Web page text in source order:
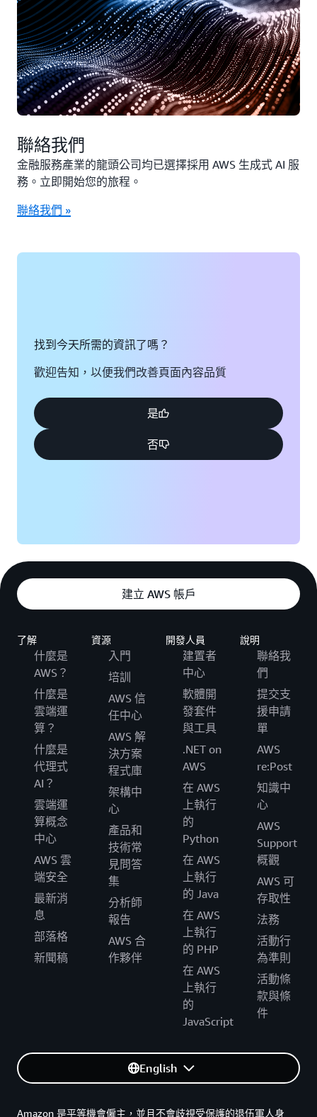
聯絡我們
金融服務產業的龍頭公司均已選擇採用 AWS 生成式 AI 服
務。立即開始您的旅程。
聯絡我們 »
找到今天所需的資訊了嗎？
歡迎告知，以便我們改善頁面內容品質
是
否
建立 AWS 帳戶
了解
什麼是
AWS？
什麼是
雲端運
算？
什麼是
代理式
AI？
雲端運
算概念
中心
AWS 雲
端安全
最新消
息
部落格
新聞稿
資源
入門
培訓
AWS 信
任中心
AWS 解
決方案
程式庫
架構中
心
產品和
技術常
見問答
集
分析師
報告
AWS 合
作夥伴
開發人員
建置者
中心
軟體開
發套件
與工具
.NET on
AWS
在 AWS
上執行
的
Python
在 AWS
上執行
的 Java
在 AWS
上執行
的 PHP
在 AWS
上執行
的
JavaScript
說明
聯絡我
們
提交支
援申請
單
AWS
re:Post
知識中
心
AWS
Support
概觀
AWS 可
存取性
法務
活動行
為準則
活動條
款與條
件
English
Amazon 是平等機會僱主，並且不會歧視受保護的退伍軍人身